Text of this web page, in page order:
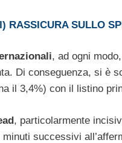
RASSICURA SULLO
, ad ogni
Di conseguenza, si è
il 3,4%) con il listino
, particolarmente
minuti successivi